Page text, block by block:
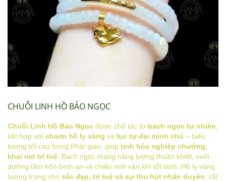
CHUỖI LINH HỒ BẢO NGỌC
Chuỗi Linh Hồ Bảo Ngọc được chế tác từ bạch ngọc tự nhiên
kết hợp với charm hồ ly vàng và lục tự đại minh chú – biểu
tượng tối cao trong Phật giáo, giúp tịnh hóa nghiệp chướng,
khai mở trí tuệ . Bạch ngọc mang năng lượng thuần khiết, nuôi
dưỡng tâm hồn bình an và chiêu mời vận khí tốt lành. Hồ ly vàng
tượng trưng cho sắc đẹp, trí tuệ và sự thu hút nhân duyên , rất